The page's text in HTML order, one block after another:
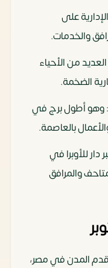
على
والخدمات.
من الأحياء
الضخمة.
وهو أطول برج في
بالعاصمة.
دار للأوبرا في
والمرافق
المدن في مصر،